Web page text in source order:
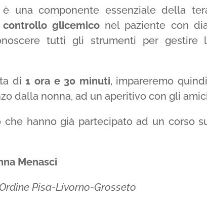
è una componente essenziale della
controllo glicemico nel paziente con
tutti gli strumenti per gestire
di 1 ora e 30 minuti, impareremo
dalla nonna, ad un aperitivo con gli
che hanno già partecipato ad un corso
Menasci
Pisa-Livorno-Grosseto